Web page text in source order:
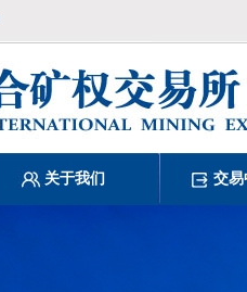
关于我们 交易